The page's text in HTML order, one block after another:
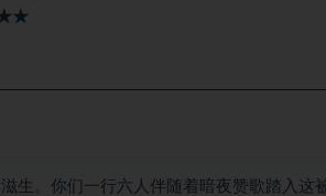
生。你们一行六人伴随着暗夜赞歌踏入这